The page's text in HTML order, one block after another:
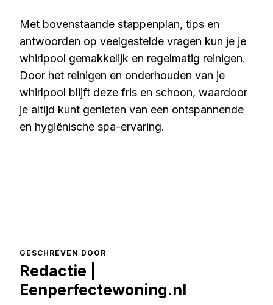
Met bovenstaande stappenplan, tips en
antwoorden op veelgestelde vragen kun je je
whirlpool gemakkelijk en regelmatig reinigen.
Door het reinigen en onderhouden van je
whirlpool blijft deze fris en schoon, waardoor
je altijd kunt genieten van een ontspannende
en hygiënische spa-ervaring.
GESCHREVEN DOOR
Redactie |
Eenperfectewoning.nl